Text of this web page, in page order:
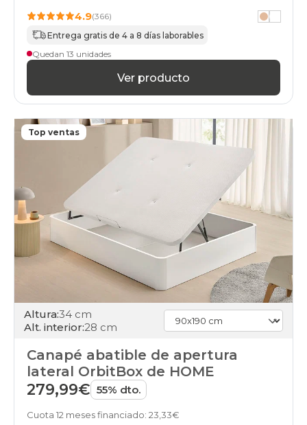
days
abatibles
180x200cm-
doble
black-
canapes-
abatibles
90x200cm-
unfrente
canapes-
abatibles
180x200cm
black-
days
abatibles
100x180cm-
gemelo
black-
days
abatibles
100x180cm-
days
4.9(366)
Entrega gratis de 4 a 8 días laborables
Quedan 13 unidades
Ver producto
Top ventas
Altura:34 cm
Alt. interior:28 cm
Canapé abatible de apertura
lateral OrbitBox de HOME
279,99€ 55% dto.
Cuota 12 meses financiado: 23,33€